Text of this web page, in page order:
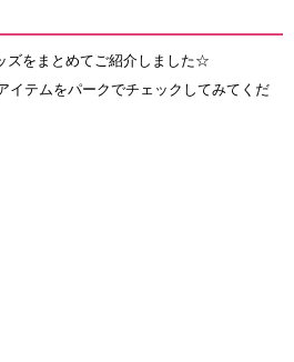
ズをまとめてご紹介しました☆
イテムをパークでチェックしてみてくだ